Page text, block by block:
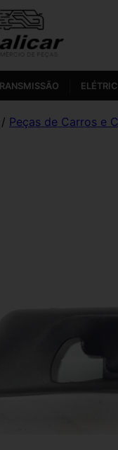
/ Peças de Carros e